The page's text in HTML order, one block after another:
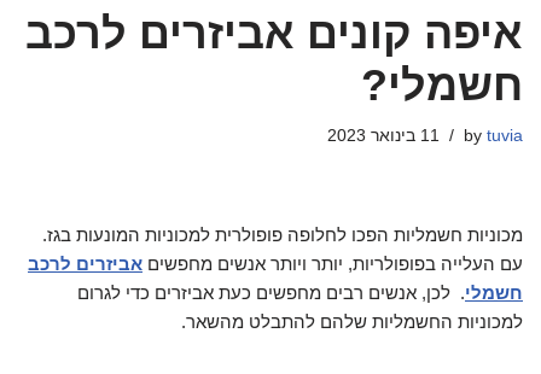
איפה קונים אביזרים לרכב
חשמלי?
by tuvia 11 בינואר 2023
מכוניות חשמליות הפכו לחלופה פופולרית למכוניות המונעות בגז.
עם העלייה בפופולריות, יותר ויותר אנשים מחפשים אביזרים לרכב
חשמלי. לכן, אנשים רבים מחפשים כעת אביזרים כדי לגרום
למכוניות החשמליות שלהם להתבלט מהשאר.